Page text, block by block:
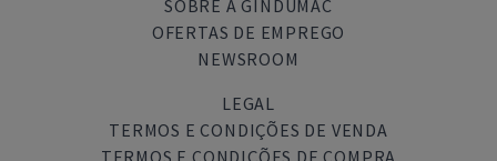
SOBRE A GINDUMAC
OFERTAS DE EMPREGO
NEWSROOM
LEGAL
TERMOS E CONDIÇÕES DE VENDA
TERMOS E CONDIÇÕES DE COMPRA